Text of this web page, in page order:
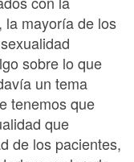
la mayoría de los
sobre lo que
un tema
tenemos que
que
de los pacientes,